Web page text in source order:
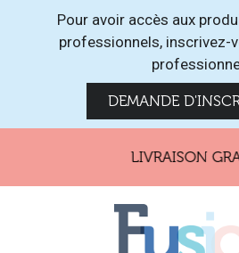
Pour avoir accès aux
professionnels, inscrivez-
DEMANDE
LIVRAISON